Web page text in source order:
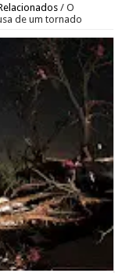
/ O
de um tornado